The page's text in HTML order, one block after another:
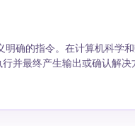
确的指令。在计算机科学
并最终产生输出或确认解决